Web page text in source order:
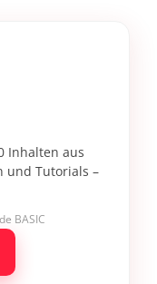
Inhalten aus
und Tutorials –
BASIC